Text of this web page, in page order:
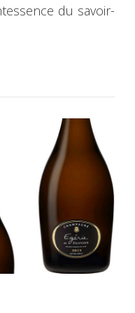
du savoir-